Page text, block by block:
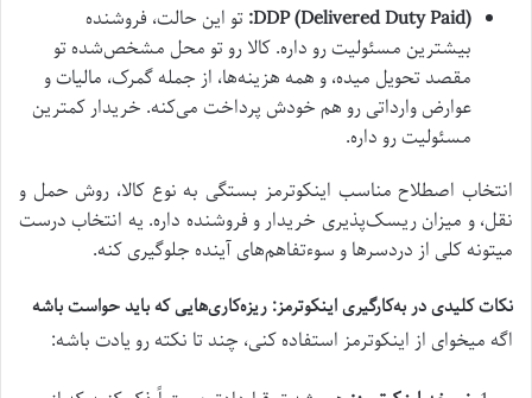
DDP (Delivered Duty Paid): تو این حالت، فروشنده
بیشترین مسئولیت رو داره. کالا رو تو محل مشخص‌شده تو
مقصد تحویل میده، و همه هزینه‌ها، از جمله گمرک، مالیات و
عوارض وارداتی رو هم خودش پرداخت می‌کنه. خریدار کمترین
مسئولیت رو داره.
انتخاب اصطلاح مناسب اینکوترمز بستگی به نوع کالا، روش حمل و
نقل، و میزان ریسک‌پذیری خریدار و فروشنده داره. یه انتخاب درست
میتونه کلی از دردسرها و سوءتفاهم‌های آینده جلوگیری کنه.
نکات کلیدی در به‌کارگیری اینکوترمز: ریزه‌کاری‌هایی که باید حواست باشه
اگه میخوای از اینکوترمز استفاده کنی، چند تا نکته رو یادت باشه: